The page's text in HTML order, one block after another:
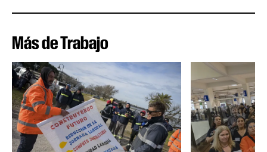
Más de Trabajo